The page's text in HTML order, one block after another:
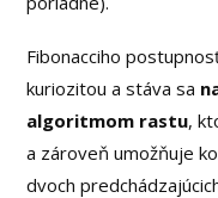
Fibonacciho
kuriozitou a stáva sa
algoritmom rastu,
a zároveň umožňuje
dvoch